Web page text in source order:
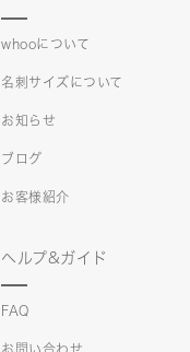
whooについて
名刺サイズについて
お知らせ
ブログ
お客様紹介
ヘルプ&ガイド
FAQ
お問い合わせ